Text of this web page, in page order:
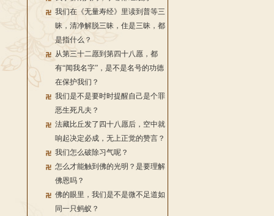
我们在《无量寿经》里读到普等三
昧，清净解脱三昧，住是三昧，都
是指什么？
从第三十二愿到第四十八愿，都
有“闻我名字”，是不是名号的功德
在保护我们？
我们是不是要时时提醒自己是个罪
恶生死凡夫？
法藏比丘发了四十八愿后，空中就
响起决定必成，无上正觉的赞言？
我们怎么破除习气呢？
怎么才能触到佛的光明？是要理解
佛恩吗？
佛的眼里，我们是不是微不足道如
同一只蚂蚁？